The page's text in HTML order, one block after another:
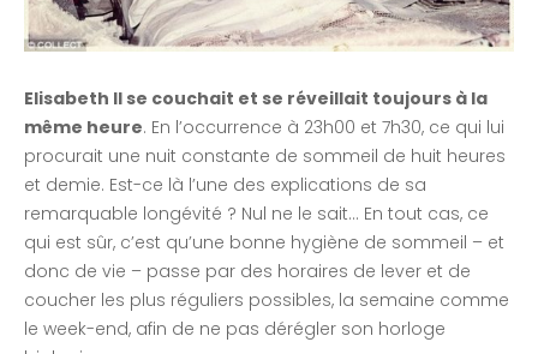
Elisabeth II se couchait et se réveillait toujours à la
même heure. En l’occurrence à 23h00 et 7h30, ce qui lui
procurait une nuit constante de sommeil de huit heures
et demie. Est-ce là l’une des explications de sa
remarquable longévité ? Nul ne le sait… En tout cas, ce
qui est sûr, c’est qu’une bonne hygiène de sommeil – et
donc de vie – passe par des horaires de lever et de
coucher les plus réguliers possibles, la semaine comme
le week-end, afin de ne pas dérégler son horloge